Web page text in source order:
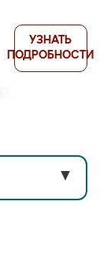
УЗНАТЬ
ПОДРОБНОСТИ
▼